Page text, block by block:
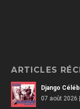
ARTICLES
Django
07 août 2026